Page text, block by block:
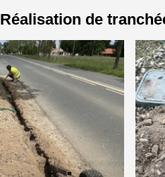
Réalisation de